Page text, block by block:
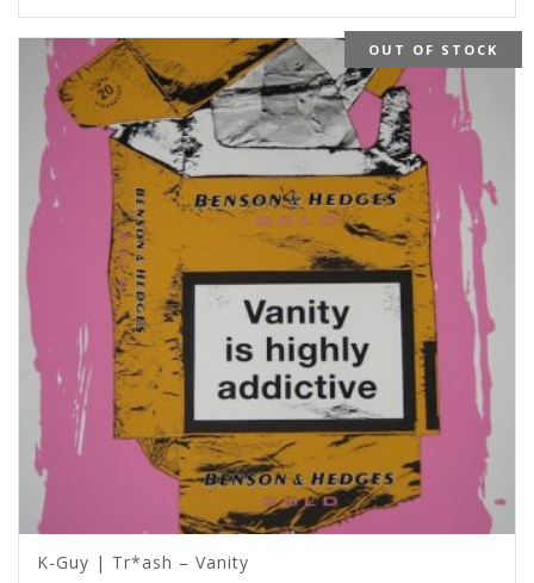
OUT OF STOCK
K-Guy | Tr*ash – Vanity